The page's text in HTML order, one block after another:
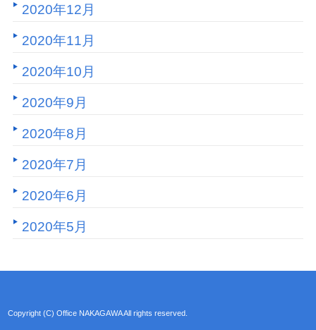
2020年12月
2020年11月
2020年10月
2020年9月
2020年8月
2020年7月
2020年6月
2020年5月
Copyright (C) Office NAKAGAWA All rights reserved.